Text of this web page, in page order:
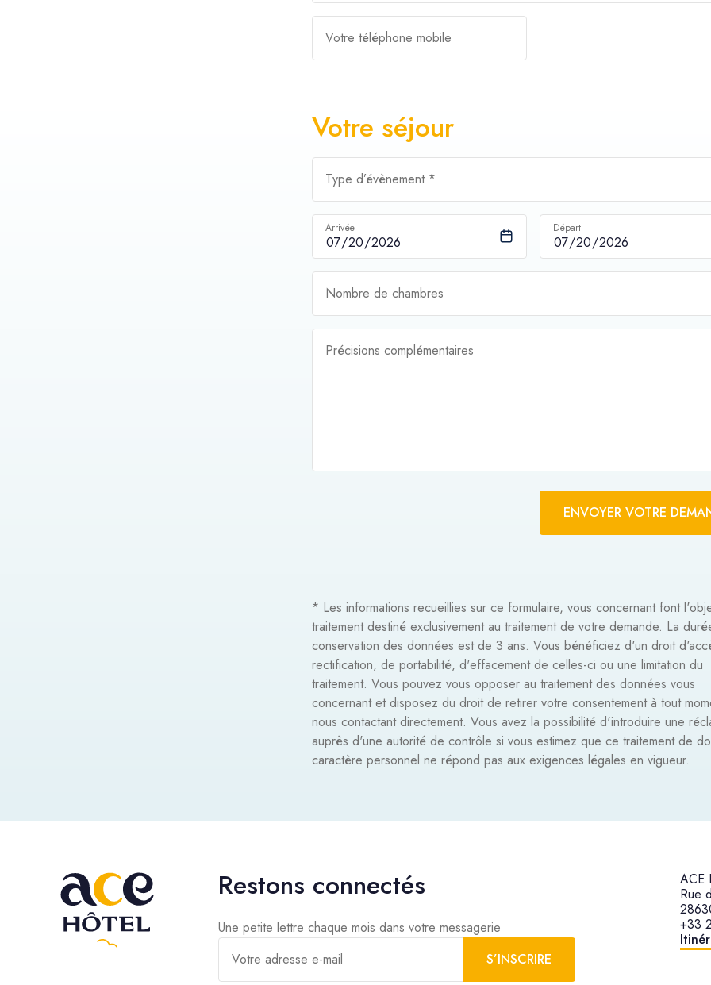
Votre téléphone mobile
Votre séjour
Type d’évènement *
Arrivée Départ
Nombre de chambres
Précisions complémentaires
ENVOYER VOTRE
* Les informations recueillies sur ce formulaire, vous concernant font
traitement destiné exclusivement au traitement de votre demande. La
conservation des données est de 3 ans. Vous bénéficiez d'un droit
rectification, de portabilité, d'effacement de celles-ci ou une limitation du
traitement. Vous pouvez vous opposer au traitement des données vous
concernant et disposez du droit de retirer votre consentement à tout
nous contactant directement. Vous avez la possibilité d'introduire une
auprès d'une autorité de contrôle si vous estimez que ce traitement de
caractère personnel ne répond pas aux exigences légales en vigueur.
Restons connectés
Une petite lettre chaque mois dans votre messagerie
Votre adresse e-mail
S’INSCRIRE
ACE
Rue
+33